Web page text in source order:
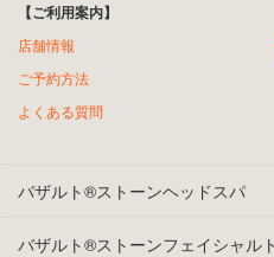
【ご利用案内】
店舗情報
ご予約方法
よくある質問
バザルト®ストーンヘッドスパ
バザルト®ストーンフェイシャル